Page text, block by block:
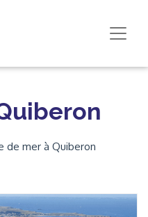
de mer à Quiberon